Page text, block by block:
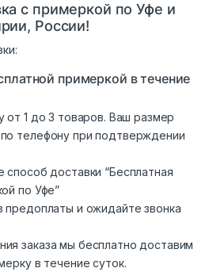
с примеркой по Уфе и
России!
примеркой в течение
от 1 до 3 товаров. Ваш размер
телефону при подтверждении
доставки “Бесплатная
по Уфе”
предоплаты и ожидайте звонка
заказа мы бесплатно доставим
в течение суток.